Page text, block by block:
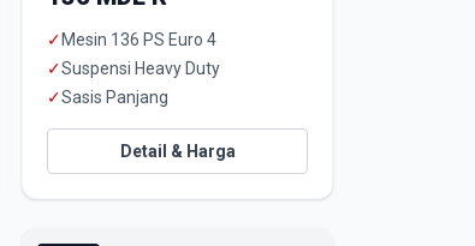
✓ Mesin 136 PS Euro 4
✓Suspensi Heavy Duty
✓Sasis Panjang
Detail & Harga